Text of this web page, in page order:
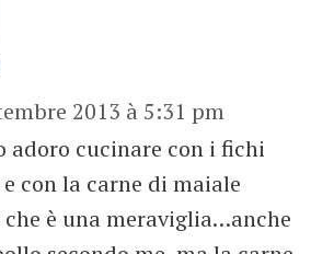
2013 à 5:31 pm
adoro cucinare con i fichi
con la carne di maiale
è una meraviglia…anche